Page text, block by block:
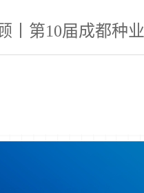
丨第10届成都种